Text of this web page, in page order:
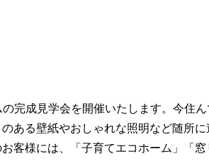
完成見学会を開催いたします。今住
ある壁紙やおしゃれな照明など随所
客様には、「子育てエコホーム」「